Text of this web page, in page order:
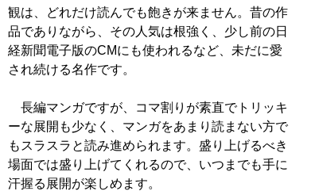
観は、どれだけ読んでも飽きが来ません。昔の作
品でありながら、その人気は根強く、少し前の日
経新聞電子版のCMにも使われるなど、未だに愛
され続ける名作です。
長編マンガですが、コマ割りが素直でトリッキ
ーな展開も少なく、マンガをあまり読まない方で
もスラスラと読み進められます。盛り上げるべき
場面では盛り上げてくれるので、いつまでも手に
汗握る展開が楽しめます。